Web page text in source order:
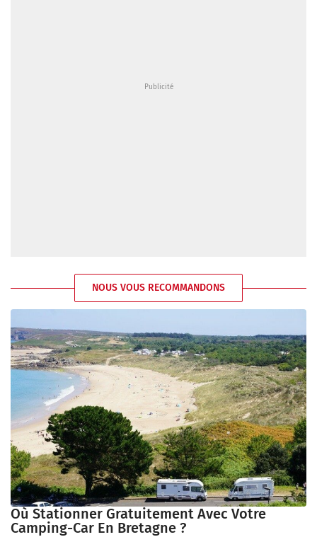
NOUS VOUS RECOMMANDONS
Où Stationner Gratuitement Avec Votre
Camping-Car En Bretagne ?